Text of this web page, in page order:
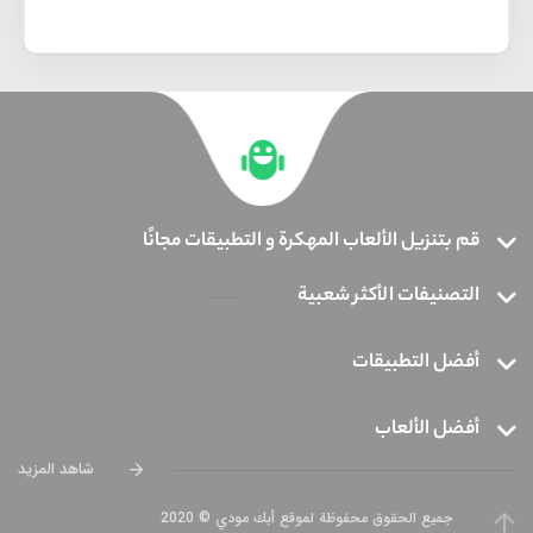
قم بتنزيل الألعاب المهكرة و التطبيقات مجانًا
التصنيفات الأكثر شعبية
أفضل التطبيقات
أفضل الألعاب
شاهد المزيد
جميع الحقوق محفوظة لموقع أبك مودي © 2020